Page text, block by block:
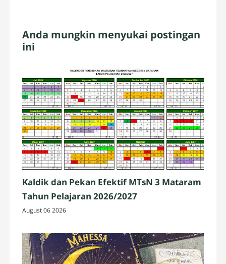
Anda mungkin menyukai postingan
ini
Kaldik dan Pekan Efektif MTsN 3 Mataram
Tahun Pelajaran 2026/2027
August 06 2026